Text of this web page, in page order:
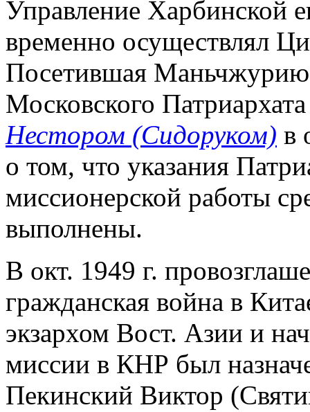
Управление Харбинской
временно осуществлял
Посетившая Маньчжурию
Московского
Нестором (Сидоруком) в
о том, что указания
миссионерской работы
выполнены.
В окт. 1949 г.
гражданская война в
экзархом Вост. Азии и
миссии в КНР был
Пекинский Виктор